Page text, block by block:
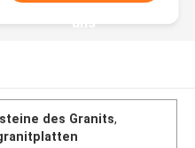
uns
des Granits,